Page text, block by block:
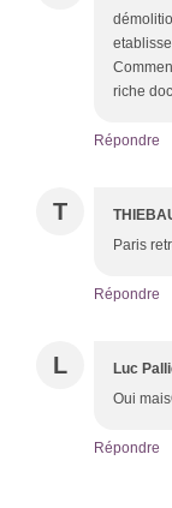
riche
Répondre
T
Paris
Répondre
L Luc
Oui
Répondre